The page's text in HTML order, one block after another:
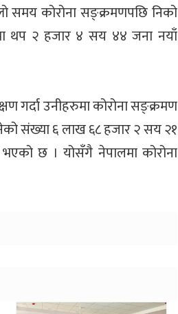
समय कोरोना सङ्क्रमणपछि निको
थप २ हजार ४ सय ४४ जना नयाँ
गर्दा उनीहरुमा कोरोना सङ्क्रमण
संख्या ६ लाख ६८ हजार २ सय २१
छ । योसँगै नेपालमा कोरोना